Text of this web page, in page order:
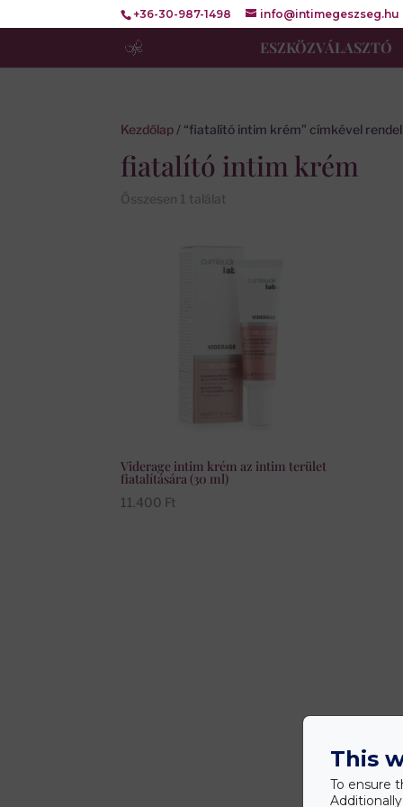
+36-30-987-1498 info@intimegeszseg.hu
ESZKÖZVÁLASZTÓ
Kezdőlap / “fiatalító intim krém” címkével
fiatalító intim krém
Összesen 1 találat
Viderage intim krém az intim terület
fiatalítására (30 ml)
11.400 Ft
This
To ensure